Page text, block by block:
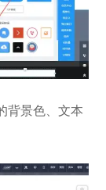
背景色、文本